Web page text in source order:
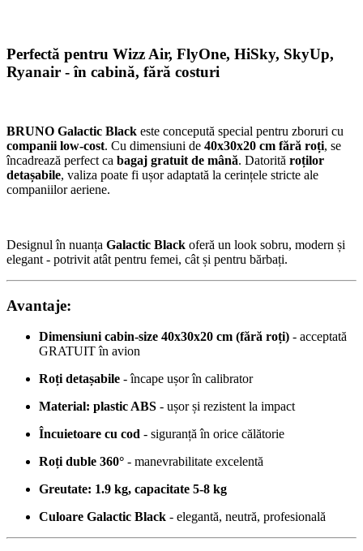
Perfectă pentru Wizz Air, FlyOne, HiSky, SkyUp,
Ryanair - în cabină, fără costuri
BRUNO Galactic Black este concepută special pentru zboruri cu
companii low-cost. Cu dimensiuni de 40x30x20 cm fără roți, se
încadrează perfect ca bagaj gratuit de mână. Datorită roților
detașabile, valiza poate fi ușor adaptată la cerințele stricte ale
companiilor aeriene.
Designul în nuanța Galactic Black oferă un look sobru, modern și
elegant - potrivit atât pentru femei, cât și pentru bărbați.
Avantaje:
Dimensiuni cabin-size 40x30x20 cm (fără roți) - acceptată
GRATUIT în avion
Roți detașabile - încape ușor în calibrator
Material: plastic ABS - ușor și rezistent la impact
Încuietoare cu cod - siguranță în orice călătorie
Roți duble 360° - manevrabilitate excelentă
Greutate: 1.9 kg, capacitate 5-8 kg
Culoare Galactic Black - elegantă, neutră, profesională